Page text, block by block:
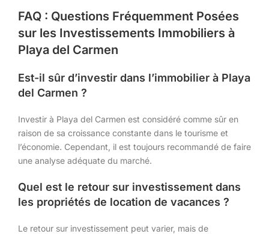
FAQ : Questions Fréquemment Posées
sur les Investissements Immobiliers à
Playa del Carmen
Est-il sûr d’investir dans l’immobilier à Playa
del Carmen ?
Investir à Playa del Carmen est considéré comme sûr en
raison de sa croissance constante dans le tourisme et
l’économie. Cependant, il est toujours recommandé de faire
une analyse adéquate du marché.
Quel est le retour sur investissement dans
les propriétés de location de vacances ?
Le retour sur investissement peut varier, mais de